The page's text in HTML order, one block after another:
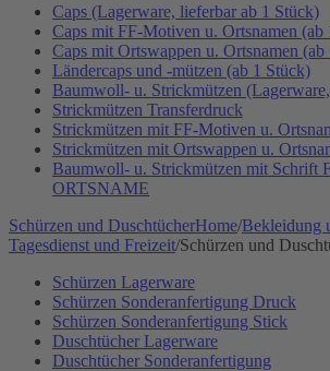
Caps (Lagerware, lieferbar ab 1 Stück)
Caps mit FF-Motiven u. Ortsnamen (ab
Caps mit Ortswappen u. Ortsnamen
Ländercaps und -mützen (ab 1 Stück)
Baumwoll- u. Strickmützen
Strickmützen Transferdruck
Strickmützen mit FF-Motiven u.
Strickmützen mit Ortswappen u.
Baumwoll- u. Strickmützen mit Schrift
ORTSNAME
Schürzen und DuschtücherHome/Bekleidung
Tagesdienst und Freizeit/Schürzen und
Schürzen Lagerware
Schürzen Sonderanfertigung Druck
Schürzen Sonderanfertigung Stick
Duschtücher Lagerware
Duschtücher Sonderanfertigung